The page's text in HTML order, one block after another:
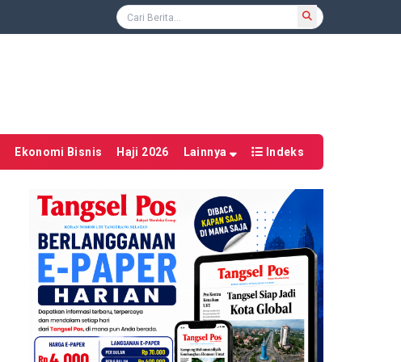
Ekonomi Bisnis Haji 2026 Lainnya Indeks